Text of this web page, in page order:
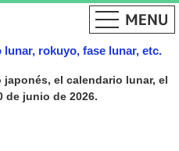
rokuyo, fase lunar, etc.
el calendario lunar, el
de junio de 2026.